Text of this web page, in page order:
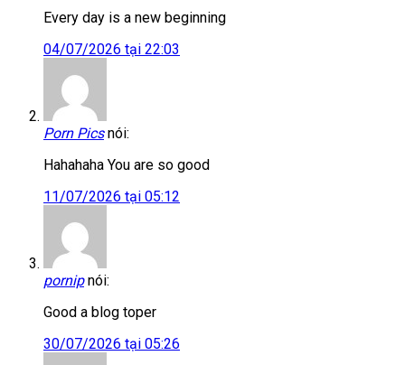
Every day is a new beginning
04/07/2026 tại 22:03
Porn Pics nói:
Hahahaha You are so good
11/07/2026 tại 05:12
pornip nói:
Good a blog toper
30/07/2026 tại 05:26